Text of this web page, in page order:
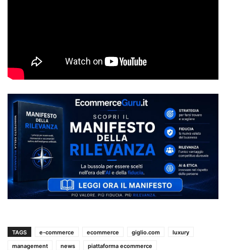
TAGS e-commerce ecommerce giglio.com
luxury
management
news piattaforma ecommerce